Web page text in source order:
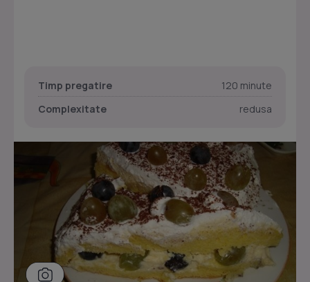
Timp pregatire
120 minute
Complexitate
redusa